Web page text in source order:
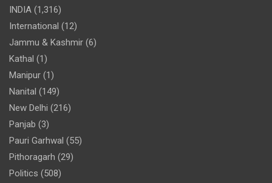
INDIA (1,316)
International (12)
Jammu & Kashmir (6)
Kathal (1)
Manipur (1)
Nanital (149)
New Delhi (216)
Panjab (3)
Pauri Garhwal (55)
Pithoragarh (29)
Politics (508)